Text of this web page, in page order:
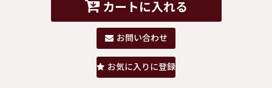
カートに入れる
お問い合わせ
お気に入りに登録